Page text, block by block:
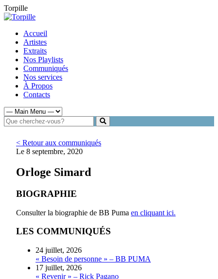
Torpille
Accueil
Artistes
Extraits
Nos Playlists
Communiqués
Nos services
À Propos
Contacts
< Retour aux communiqués
Le 8 septembre, 2020
Orloge Simard
BIOGRAPHIE
Consulter la biographie de BB Puma en cliquant ici.
LES COMMUNIQUÉS
24 juillet, 2026
« Besoin de personne » – BB PUMA
17 juillet, 2026
« Revenir » – Rick Pagano